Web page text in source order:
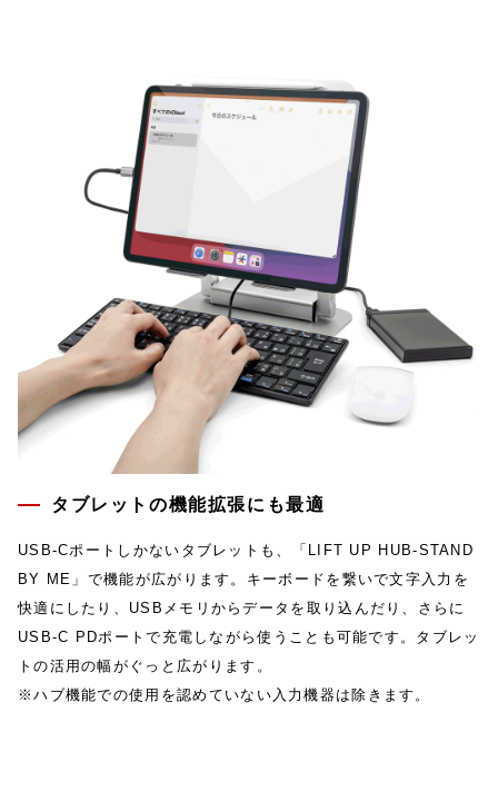
タブレットの機能拡張にも最適
USB-Cポートしかないタブレットも、「LIFT UP HUB-STAND
BY ME」で機能が広がります。キーボードを繋いで文字入力を
快適にしたり、USBメモリからデータを取り込んだり、さらに
USB-C PDポートで充電しながら使うことも可能です。タブレッ
トの活用の幅がぐっと広がります。
※ハブ機能での使用を認めていない入力機器は除きます。